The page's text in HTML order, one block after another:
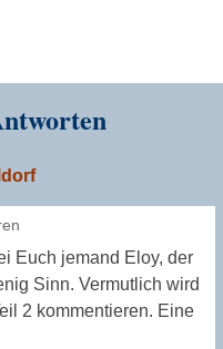
Euch jemand Eloy, der
Sinn. Vermutlich wird
2 kommentieren. Eine